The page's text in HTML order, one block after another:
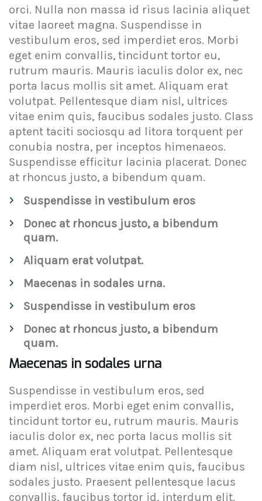
orci. Nulla non massa id risus lacinia aliquet
vitae laoreet magna. Suspendisse in
vestibulum eros, sed imperdiet eros. Morbi
eget enim convallis, tincidunt tortor eu,
rutrum mauris. Mauris iaculis dolor ex, nec
porta lacus mollis sit amet. Aliquam erat
volutpat. Pellentesque diam nisl, ultrices
vitae enim quis, faucibus sodales justo. Class
aptent taciti sociosqu ad litora torquent per
conubia nostra, per inceptos himenaeos.
Suspendisse efficitur lacinia placerat. Donec
at rhoncus justo, a bibendum quam.
Suspendisse in vestibulum eros
Donec at rhoncus justo, a bibendum
quam.
Aliquam erat volutpat.
Maecenas in sodales urna.
Suspendisse in vestibulum eros
Donec at rhoncus justo, a bibendum
quam.
Maecenas in sodales urna
Suspendisse in vestibulum eros, sed
imperdiet eros. Morbi eget enim convallis,
tincidunt tortor eu, rutrum mauris. Mauris
iaculis dolor ex, nec porta lacus mollis sit
amet. Aliquam erat volutpat. Pellentesque
diam nisl, ultrices vitae enim quis, faucibus
sodales justo. Praesent pellentesque lacus
convallis, faucibus tortor id, interdum elit.